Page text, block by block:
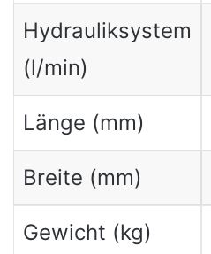
Hydrauliksystem
(l/min)
Länge (mm)
Breite (mm)
Gewicht (kg)